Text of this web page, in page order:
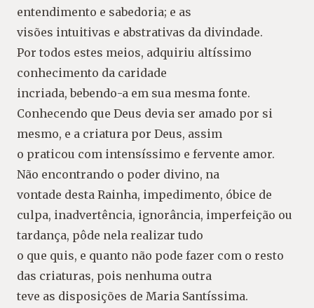
entendimento e sabedoria; e as
visões intuitivas e abstrativas da divindade.
Por todos estes meios, adquiriu altíssimo
conhecimento da caridade
incriada, bebendo-a em sua mesma fonte.
Conhecendo que Deus devia ser amado por si
mesmo, e a criatura por Deus, assim
o praticou com intensíssimo e fervente amor.
Não encontrando o poder divino, na
vontade desta Rainha, impedimento, óbice de
culpa, inadvertência, ignorância, imperfeição ou
tardança, pôde nela realizar tudo
o que quis, e quanto não pode fazer com o resto
das criaturas, pois nenhuma outra
teve as disposições de Maria Santíssima.